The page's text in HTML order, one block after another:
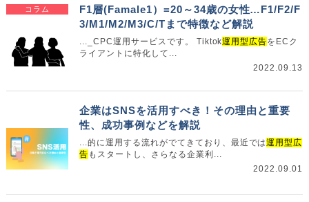
コラム
F1層(Famale1）=20～34歳の女性…F1/F2/F
3/M1/M2/M3/C/Tまで特徴など解説
..._CPC運用サービスです。 Tiktok運用型広告をECク
ライアントに特化して...
2022.09.13
企業はSNSを活用すべき！その理由と重要
性、成功事例などを解説
...的に運用する流れがでてきており、最近では運用型広
告 もスタートし、さらなる企業利...
2022.09.01